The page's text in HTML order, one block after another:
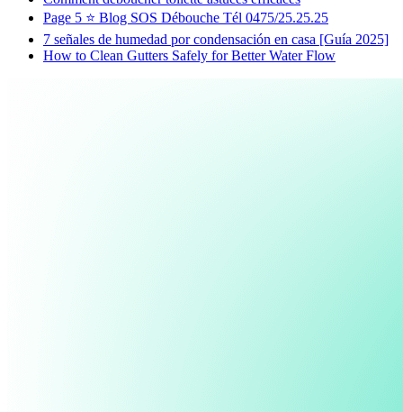
Page 5 ⭐️ Blog SOS Débouche Tél 0475/25.25.25
7 señales de humedad por condensación en casa [Guía 2025]
How to Clean Gutters Safely for Better Water Flow